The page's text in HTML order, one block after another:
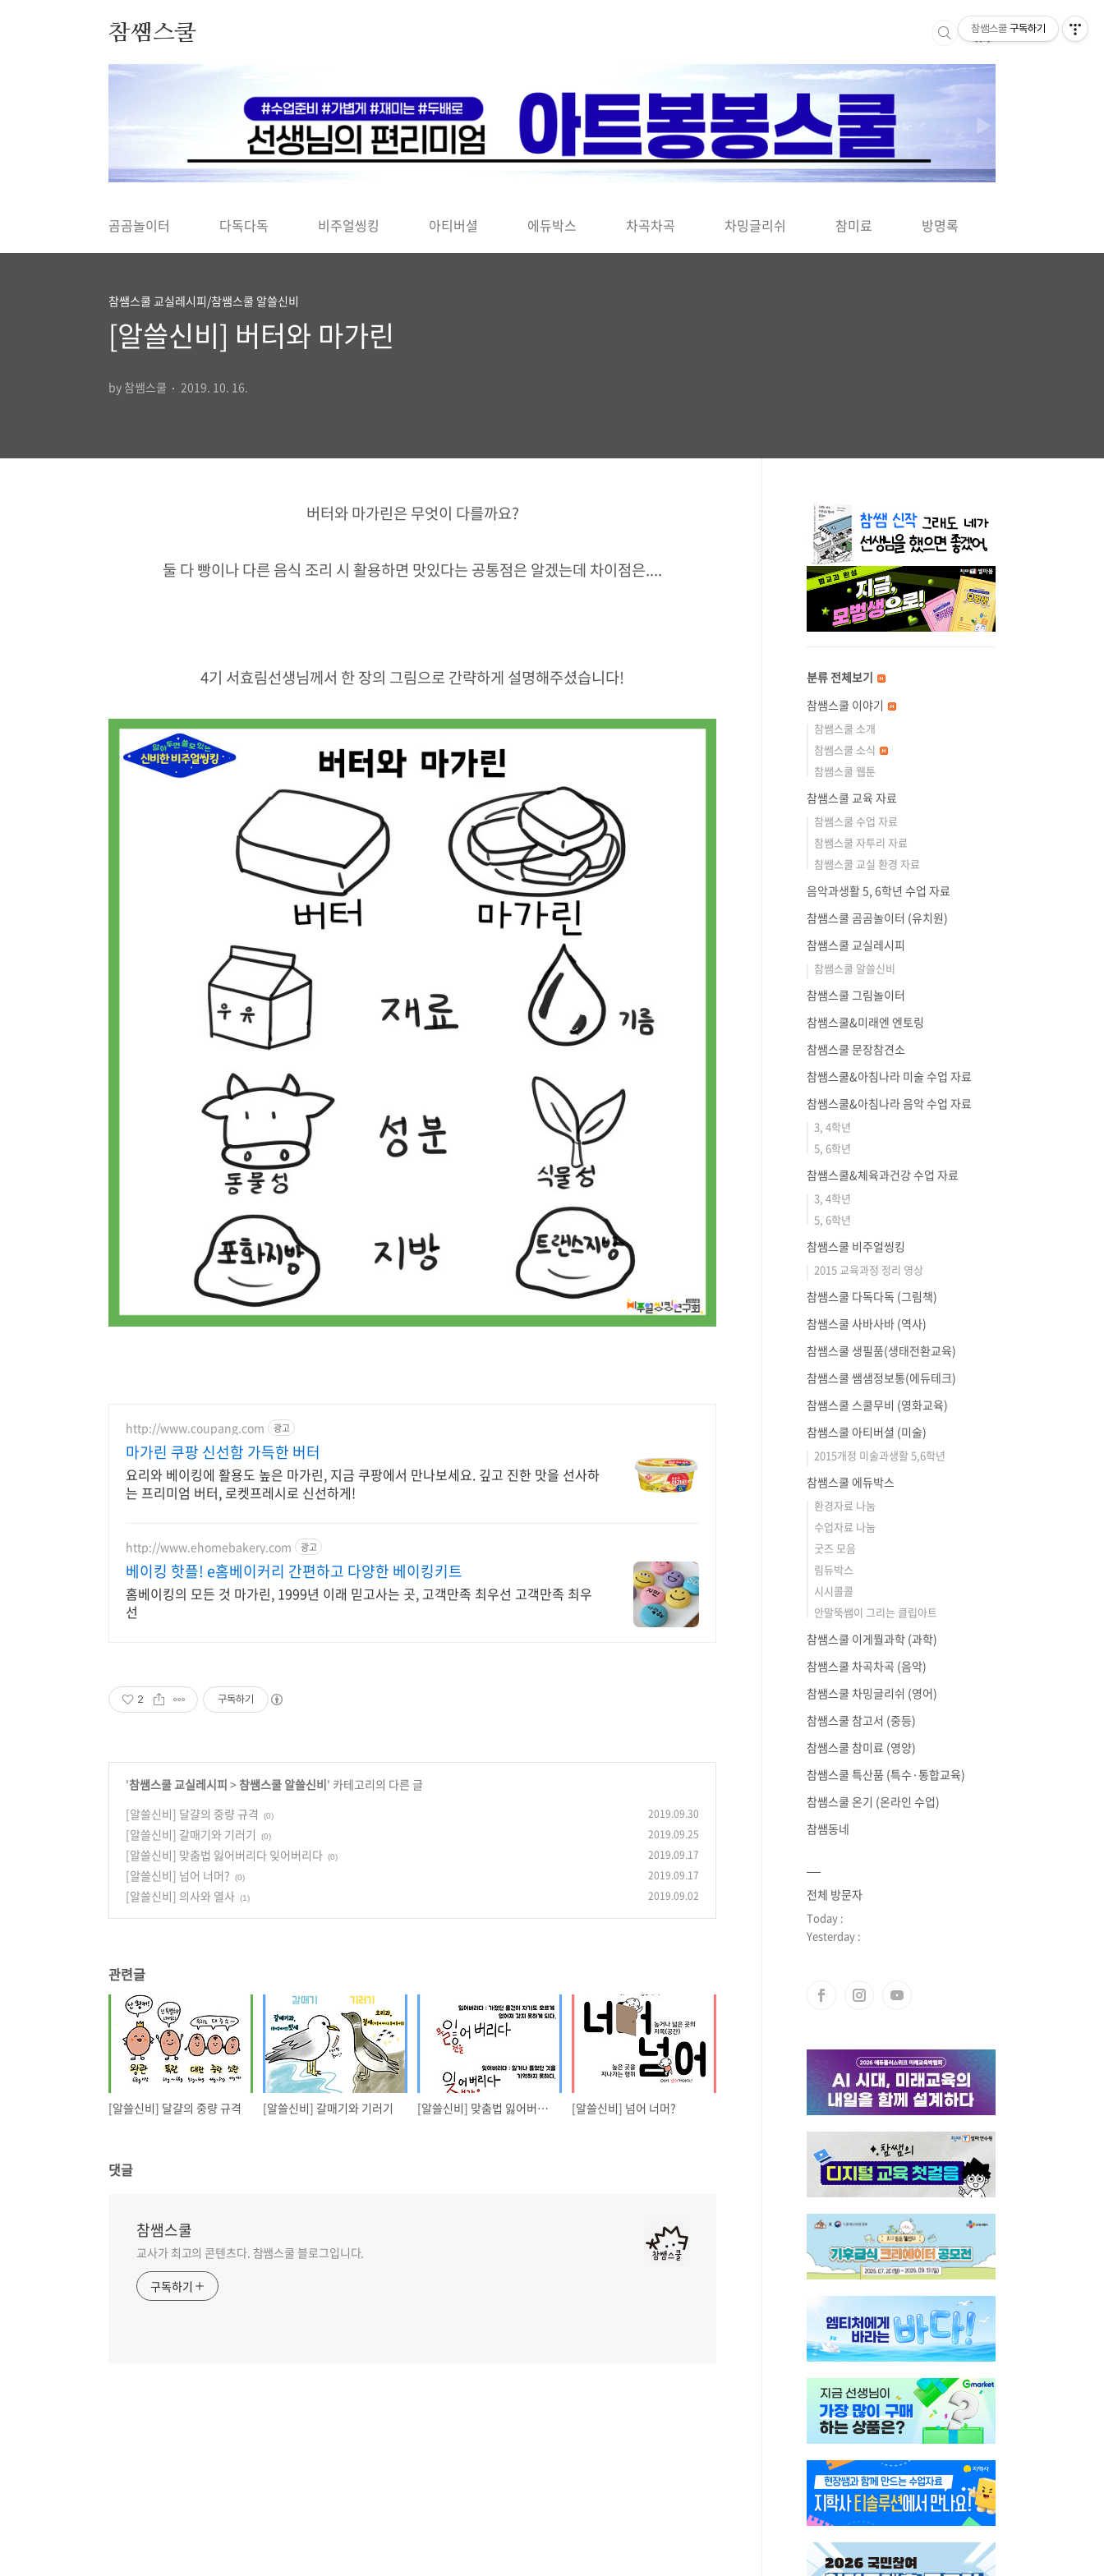
참쌤스쿨
◀ ▶
곰곰놀이터 다독다독 비주얼씽킹 아티버셜 에듀박스 차곡차곡 차밍글리쉬 참미료 방명록
참쌤스쿨 교실레시피/참쌤스쿨 알쓸신비
[알쓸신비] 버터와 마가린
by 참쌤스쿨 2019. 10. 16.
버터와 마가린은 무엇이 다를까요?
둘 다 빵이나 다른 음식 조리 시 활용하면 맛있다는 공통점은 알겠는데 차이점은....
4기 서효림선생님께서 한 장의 그림으로 간략하게 설명해주셨습니다!
http://www.coupang.com 광고
마가린 쿠팡 신선함 가득한 버터
요리와 베이킹에 활용도 높은 마가린, 지금 쿠팡에서 만나보세요. 깊고 진한 맛을 선사하
는 프리미엄 버터, 로켓프레시로 신선하게!
http://www.ehomebakery.com 광고
베이킹 핫플! e홈베이커리 간편하고 다양한 베이킹키트
홈베이킹의 모든 것 마가린, 1999년 이래 믿고사는 곳, 고객만족 최우선 고객만족 최우
선
2 구독하기
'참쌤스쿨 교실레시피 > 참쌤스쿨 알쓸신비' 카테고리의 다른 글
[알쓸신비] 달걀의 중량 규격
(0) 2019.09.30
[알쓸신비] 갈매기와 기러기 (0) 2019.09.25
[알쓸신비] 맞춤법 잃어버리다 잊어버리다 (0) 2019.09.17
[알쓸신비] 넘어 너머? (0) 2019.09.17
[알쓸신비] 의사와 열사 (1) 2019.09.02
관련글
[알쓸신비] 달걀의 중량 규격 [알쓸신비] 갈매기와 기러기 [알쓸신비] 맞춤법 잃어버리다 잊어버리다 [알쓸신비] 넘어 너머?
댓글
참쌤스쿨
교사가 최고의 콘텐츠다. 참쌤스쿨 블로그입니다.
구독하기
분류 전체보기
참쌤스쿨 이야기
참쌤스쿨 소개
참쌤스쿨 소식
참쌤스쿨 웹툰
참쌤스쿨 교육 자료
참쌤스쿨 수업 자료
참쌤스쿨 자투리 자료
참쌤스쿨 교실 환경 자료
음악과생활 5, 6학년 수업 자료
참쌤스쿨 곰곰놀이터 (유치원)
참쌤스쿨 교실레시피
참쌤스쿨 알쓸신비
참쌤스쿨 그림놀이터
참쌤스쿨&미래엔 엔토링
참쌤스쿨 문장참견소
참쌤스쿨&아침나라 미술 수업 자료
참쌤스쿨&아침나라 음악 수업 자료
3, 4학년
5, 6학년
참쌤스쿨&체육과건강 수업 자료
3, 4학년
5, 6학년
참쌤스쿨 비주얼씽킹
2015 교육과정 정리 영상
참쌤스쿨 다독다독 (그림책)
참쌤스쿨 사바사바 (역사)
참쌤스쿨 생필품(생태전환교육)
참쌤스쿨 쌤샘정보통(에듀테크)
참쌤스쿨 스쿨무비 (영화교육)
참쌤스쿨 아티버셜 (미술)
2015개정 미술과생활 5,6학년
참쌤스쿨 에듀박스
환경자료 나눔
수업자료 나눔
굿즈 모음
림듀박스
시시콜콜
안말뚝쌤이 그리는 클립아트
참쌤스쿨 이게뭘과학 (과학)
참쌤스쿨 차곡차곡 (음악)
참쌤스쿨 차밍글리쉬 (영어)
참쌤스쿨 참고서 (중등)
참쌤스쿨 참미료 (영양)
참쌤스쿨 특산품 (특수·통합교육)
참쌤스쿨 온기 (온라인 수업)
참쌤동네
전체 방문자
Today :
Yesterday :
참쌤스쿨 구독하기